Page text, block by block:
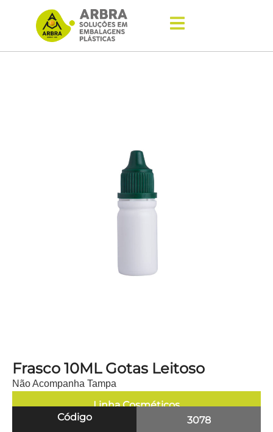
Frasco 10ML Gotas Leitoso
Não Acompanha Tampa
Linha Cosméticos
Código
3078